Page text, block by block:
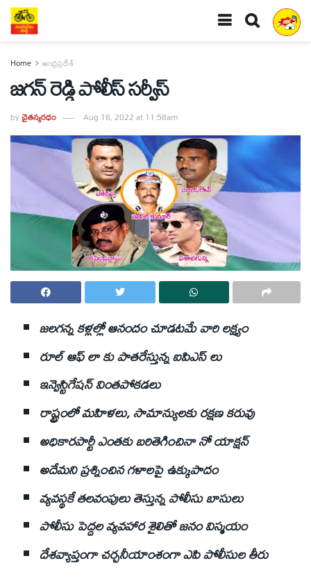
Home ఆంధ్రప్రదేశ్
జగన్ రెడ్డి పోలీస్ సర్వీస్
byచైతన్యరధం Aug 18, 2022 at 11:58am
జలగన్న కళ్లల్లో ఆనందం చూడటమే వారి లక్ష్యం
రూల్ ఆఫ్ లా కు పాతరేస్తున్న ఐపిఎస్ లు
ఇన్వెస్టిగేషన్ వింతపోకడలు
రాష్ట్రంలో మహిళలు, సామాన్యులకు రక్షణ కరువు
అధికారపార్టీ ఎంతకు బరితెగించినా నో యాక్షన్
అదేమని ప్రశ్నించిన గళాలపై ఉక్కుపాదం
వ్యవస్థకే తలవంపులు తెస్తున్న పోలీసు బాసులు
పోలీసు పెద్దల వ్యవహార శైలితో జనం విస్మయం
దేశవ్యాప్తంగా చర్చనీయాంశంగా ఎపి పోలీసుల తీరు